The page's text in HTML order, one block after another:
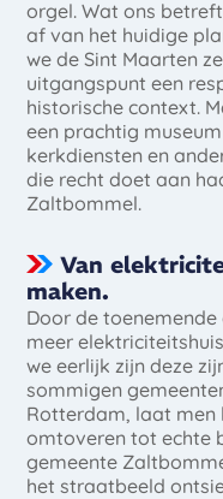
orgel. Wat ons
af van het huidige
we de Sint Maarten
uitgangspunt een
historische context.
een prachtig
kerkdiensten en
die recht doet aan
Zaltbommel.
Van
maken.
Door de
meer
we eerlijk zijn deze
sommigen
Rotterdam, laat men
omtoveren tot echte
gemeente
het straatbeeld